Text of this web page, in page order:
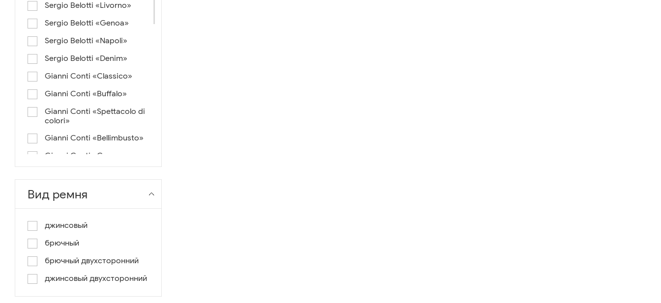
Sergio Belotti «Livorno»
Sergio Belotti «Genoa»
Sergio Belotti «Napoli»
Sergio Belotti «Denim»
Gianni Conti «Classico»
Gianni Conti «Buffalo»
Gianni Conti «Spettacolo di
colori»
Gianni Conti «Bellimbusto»
Gianni Conti «Corazza»
Gianni Conti «Lusso e un
pochino di colore»
Вид ремня
джинсовый
брючный
брючный двухсторонний
джинсовый двухсторонний